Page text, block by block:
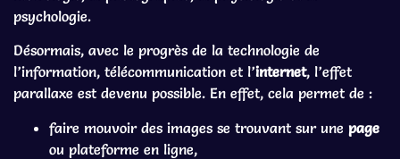
psychologie.
Désormais, avec le progrès de la technologie de
l’information, télécommunication et l’internet, l’effet
parallaxe est devenu possible. En effet, cela permet de :
faire mouvoir des images se trouvant sur une page
ou plateforme en ligne,